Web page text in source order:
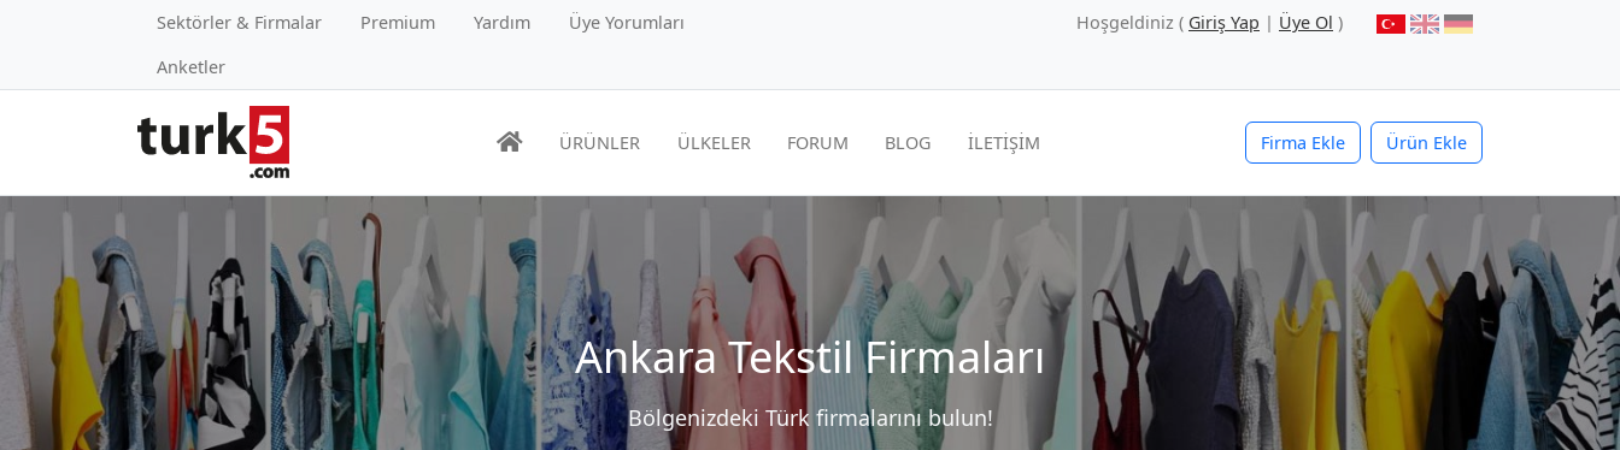
Sektörler & Firmalar Premium Yardım
Üye Yorumları
Anketler
Hoşgeldiniz ( Giriş Yap | Üye Ol )
Firma Ekle Ürün Ekle
ÜRÜNLER ÜLKELER FORUM BLOG İLETİŞİM
Ankara Tekstil Firmaları
Bölgenizdeki Türk firmalarını bulun!